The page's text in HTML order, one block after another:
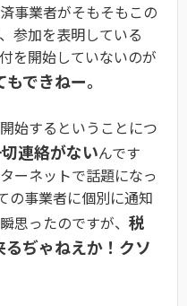
事業者がそもそもこの
参加を表明している
を開始していないのが
できねー。
始するということにつ
連絡がないんです
ーネットで話題になっ
の事業者に個別に通知
思ったのですが、 税
ぢゃねえか！クソ